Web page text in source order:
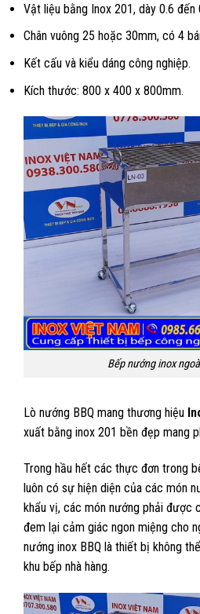
Vật liệu bằng Inox 201, dày 0.6 đến
Chân vuông 25 hoặc 30mm, có 4
Kết cấu và kiểu dáng công nghiệp.
Kích thước: 800 x 400 x 800mm.
Bếp nướng inox
Lò nướng BBQ mang thương hiệu
xuất bằng inox 201 bền đẹp mang
Trong hầu hết các thực đơn trong
luôn có sự hiện diện của các món
khẩu vị, các món nướng phải được
đem lại cảm giác ngon miệng cho
nướng inox BBQ là thiết bị không
khu bếp nhà hàng.